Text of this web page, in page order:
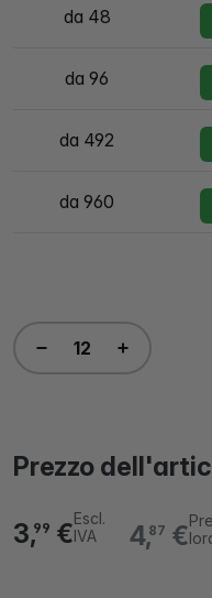
da 48
da 96
da 492
da 960
Prezzo
4,87 €
3,99 €Escl.
IVA